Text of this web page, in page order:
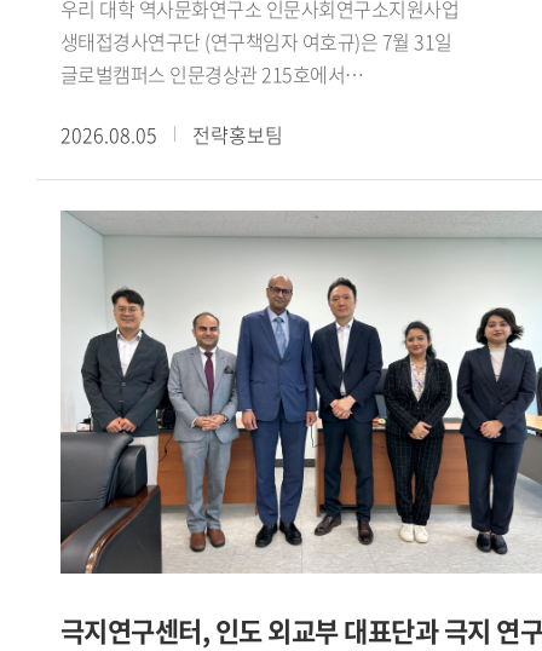
우리 대학 역사문화연구소 인문사회연구소지원사업
생태접경사연구단 (연구책임자 여호규)은 7월 31일
글로벌캠퍼스 인문경상관 215호에서
《散頒刑部格》殘卷談起」라는 주제로 제4회 정기
콜로키움을 개최했다. 이번 콜로키움은 현장 강연과 Webex를
통한 온라인 강연을 병행하는 방식으로 진행됐다.이번
콜로키움에서는 중국 법제사와 당대 형벌제도를 연구해 온
陳俊强 臺北大學 역사학과 석좌교수를 초청하여 唐代 流刑의
규정과 실상―돈황 문서 『散頒刑部格』 殘卷을 중심으로
라는 주제로 심도 있는 강연을 진행했다.강연에서는 돈황에서
발견된 『散頒刑部格』 잔권과 『唐律疏議』 등을 바탕으로
당대 유형(流刑)의 법적 규정과 실제 운영 양상을 살펴봤다.
먼저 육형(肉刑) 중심의 고대 형벌체계가 도형(徒刑)과 유형
중심으로 변화하고, 북위 후기에 정식 형벌로 성립한 유형이 수
당대에 오형체계의 하나로 정비되는 과정을 설명했다. 또한
유배 거리와 노역, 현지 호적 편입, 가족의 동행을 비롯하여
사면과 형벌의 가중 등 다양한 운영 방식을 검토했다. 이를 통해
공동체로부터의 분리와 낯선 유배지에 대한 두려움에 기초한
2026.08.05 전략홍보팀
극지연구센터, 인도 외교부 대표단과 극지 연